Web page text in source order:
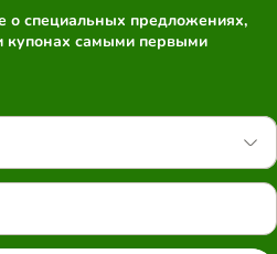
о специальных предложениях,
купонах самыми первыми